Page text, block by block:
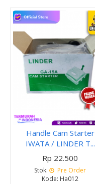
Handle Cam Starter
IWATA / LINDER T...
Rp 22.500
Stok:
Pre Order
Kode: Ha012